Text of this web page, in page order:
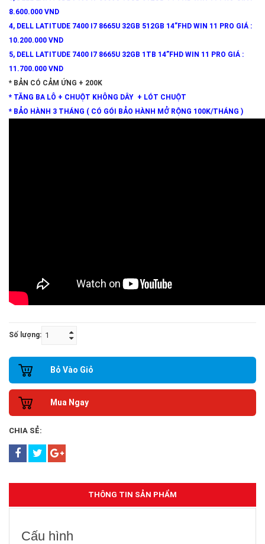
8.600.000 VND
4, DELL LATITUDE 7400 I7 8665U 32GB 512GB 14”FHD WIN 11 PRO GIÁ :
10.200.000 VND
5, DELL LATITUDE 7400 I7 8665U 32GB 1TB 14”FHD WIN 11 PRO GIÁ :
11.700.000 VND
* BẢN CÓ CẢM ỨNG + 200K
* TĂNG BA LÔ + CHUỘT KHÔNG DÂY + LÓT CHUỘT
* BẢO HÀNH 3 THÁNG ( CÓ GÓI BẢO HÀNH MỞ RỘNG 100K/THÁNG )
Số lượng:
Bỏ Vào Giỏ
Mua Ngay
CHIA SẺ:
THÔNG TIN SẢN PHẨM
Cấu hình